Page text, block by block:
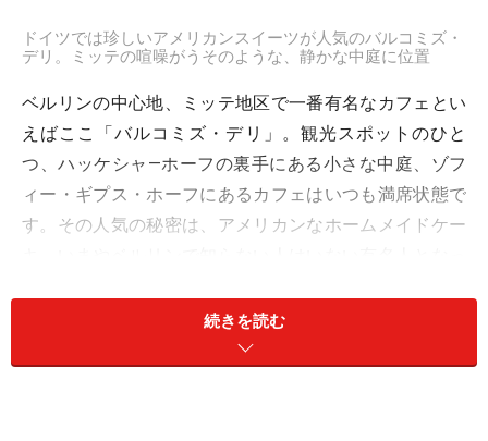
ドイツでは珍しいアメリカンスイーツが人気のバルコミズ・
デリ。ミッテの喧噪がうそのような、静かな中庭に位置
ベルリンの中心地、ミッテ地区で一番有名なカフェとい
えばここ「バルコミズ・デリ」。観光スポットのひと
つ、ハッケシャ―ホーフの裏手にある小さな中庭、ゾフ
ィー・ギプス・ホーフにあるカフェはいつも満席状態で
す。その人気の秘密は、アメリカンなホームメイドケー
て、ベルリーナーや観光客がひっきりなしにやってきま
続きを読む